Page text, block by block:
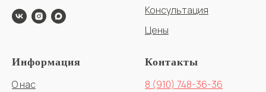
Консультация
Цены
Информация
О нас
Контакты
8 (910) 748-36-36